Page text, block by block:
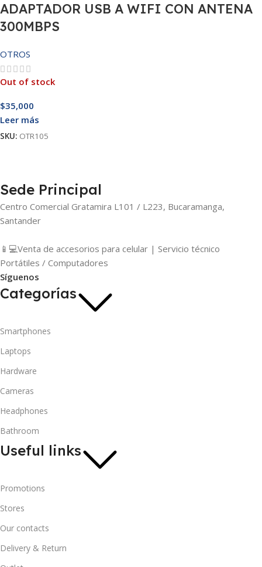
ADAPTADOR USB A WIFI CON ANTENA
300MBPS
OTROS
Out of stock
$35,000
Leer más
SKU: OTR105
Sede Principal
Centro Comercial Gratamira L101 / L223, Bucaramanga,
Santander
📱💻Venta de accesorios para celular | Servicio técnico
Portátiles / Computadores
Síguenos
Categorías
Smartphones
Laptops
Hardware
Cameras
Headphones
Bathroom
Useful links
Promotions
Stores
Our contacts
Delivery & Return